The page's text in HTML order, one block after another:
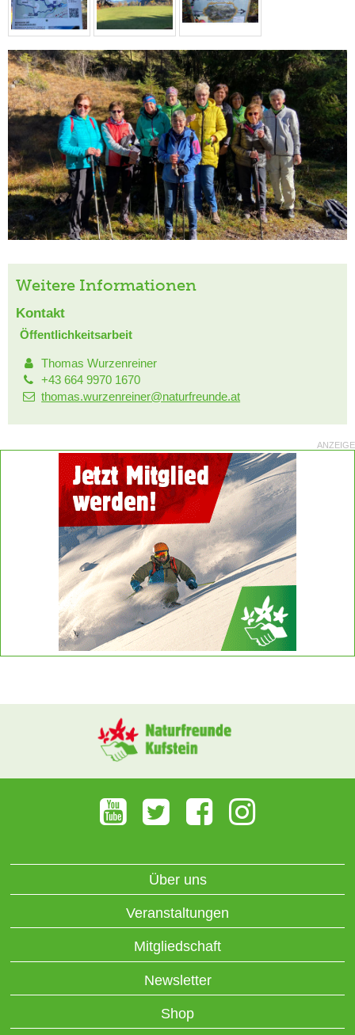
Weitere Informationen
Kontakt
Öffentlichkeitsarbeit
Thomas Wurzenreiner
+43 664 9970 1670
thomas.wurzenreiner@naturfreunde.at
ANZEIGE
Über uns
Veranstaltungen
Mitgliedschaft
Newsletter
Shop